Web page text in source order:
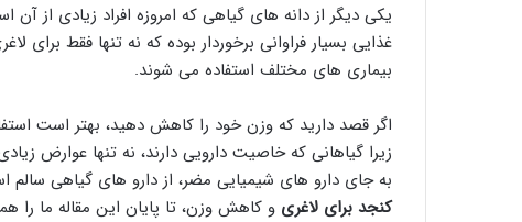
یکی دیگر از دانه های گیاهی که امروزه افراد زیادی از آن
غذایی بسیار فراوانی برخوردار بوده که نه تنها فقط برای
بیماری های مختلف استفاده می شوند.
اگر قصد دارید که وزن خود را کاهش دهید، بهتر است
زیرا گیاهانی که خاصیت دارویی دارند، نه تنها عوارض
به جای دارو های شیمیایی مضر، از دارو های گیاهی سالم
کنجد برای لاغری و کاهش وزن، تا پایان این مقاله ما را